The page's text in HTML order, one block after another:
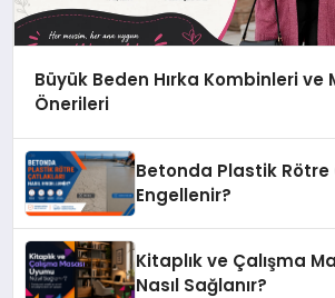
Büyük Beden Hırka Kombinleri ve
Önerileri
Betonda Plastik Rötre
Engellenir?
Kitaplık ve Çalışma
Nasıl Sağlanır?